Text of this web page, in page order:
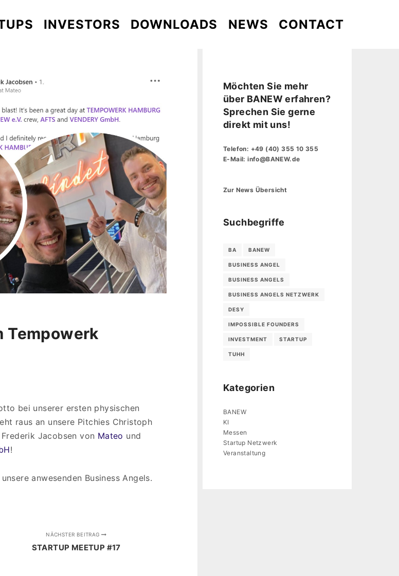
INVESTORS DOWNLOADS NEWS CONTACT
Tempowerk
bei unserer ersten physischen
raus an unsere Pitchies Christoph
Jacobsen von Mateo und
!
anwesenden Business Angels.
NÄCHSTER BEITRAG
STARTUP MEETUP #17
Möchten Sie mehr
über BANEW erfahren?
Sprechen Sie gerne
direkt mit uns!
Telefon: +49 (40) 355 10 355
E-Mail:info@BANEW.de
Zur News Übersicht
Suchbegriffe
BA BANEW
BUSINESS ANGEL
BUSINESS ANGELS
BUSINESS ANGELS NETZWERK
DESY
IMPOSSIBLE FOUNDERS
INVESTMENT STARTUP
TUHH
Kategorien
BANEW
KI
Messen
Startup Netzwerk
Veranstaltung